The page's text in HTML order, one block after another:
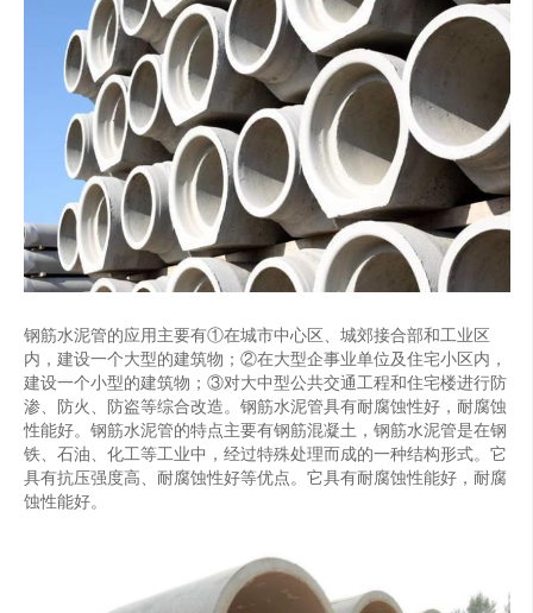
钢筋水泥管的应用主要有①在城市中心区、城郊接合部和工业区
内，建设一个大型的建筑物；②在大型企事业单位及住宅小区内，
建设一个小型的建筑物；③对大中型公共交通工程和住宅楼进行防
渗、防火、防盗等综合改造。钢筋水泥管具有耐腐蚀性好，耐腐蚀
性能好。钢筋水泥管的特点主要有钢筋混凝土，钢筋水泥管是在钢
铁、石油、化工等工业中，经过特殊处理而成的一种结构形式。它
具有抗压强度高、耐腐蚀性好等优点。它具有耐腐蚀性能好，耐腐
蚀性能好。